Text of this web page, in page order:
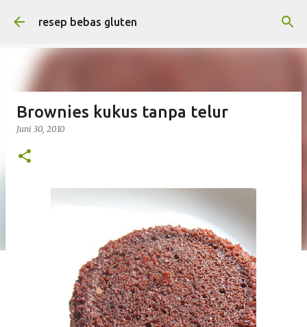
Langsung ke konten utama
resep bebas gluten
Brownies kukus tanpa telur
Juni 30, 2010